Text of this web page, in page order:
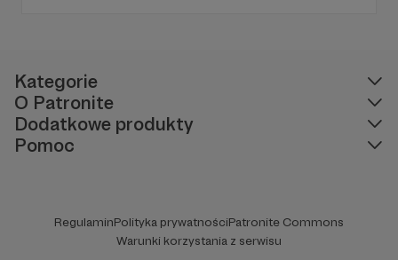
Kategorie
O Patronite
Dodatkowe produkty
Pomoc
RegulaminPolityka prywatnościPatronite Commons
Warunki korzystania z serwisu